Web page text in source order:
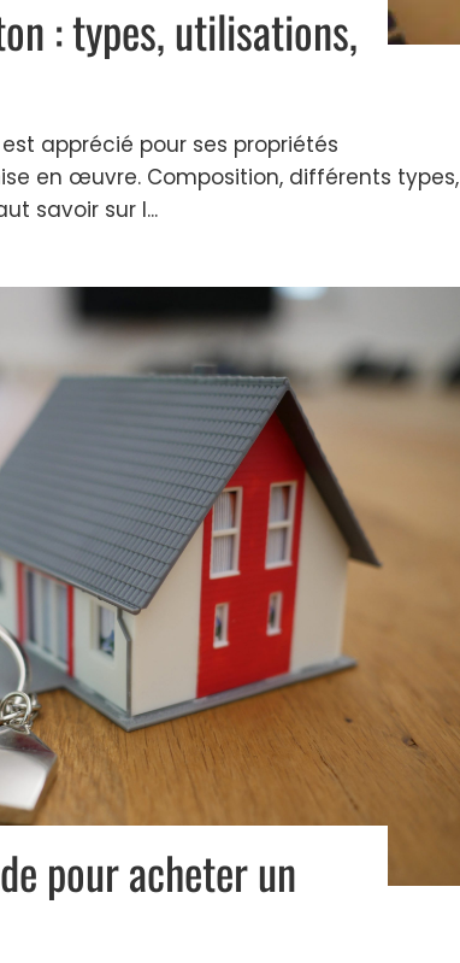
: types, utilisations,
apprécié pour ses propriétés
en œuvre. Composition, différents types,
savoir sur l...
pour acheter un